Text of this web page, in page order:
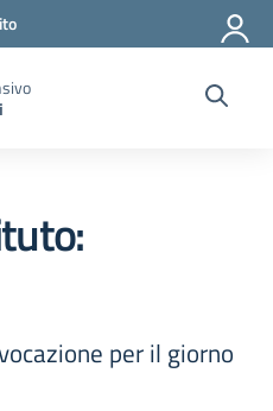
per il giorno